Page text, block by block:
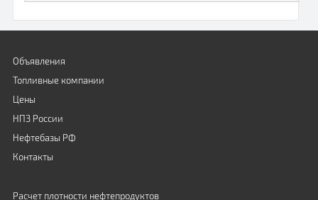
Объявления
Топливные компании
Цены
НПЗ России
Нефтебазы РФ
Контакты
Расчет плотности нефтепродуктов